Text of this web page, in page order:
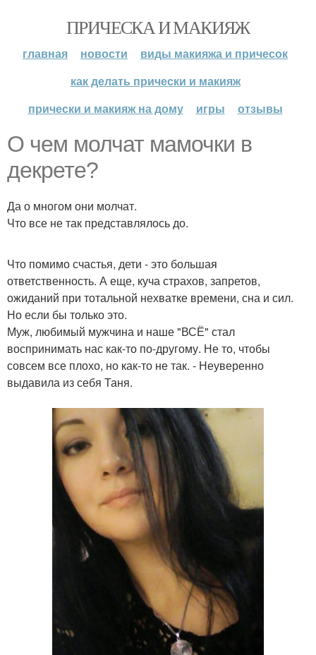
ПРИЧЕСКА И МАКИЯЖ
главная новости
виды макияжа и причесок
как делать прически и макияж
прически и макияж на дому
игры отзывы
О чем молчат мамочки в
декрете?
Да о многом они молчат.
Что все не так представлялось до.
Что помимо счастья, дети - это большая
ответственность. А еще, куча страхов, запретов,
ожиданий при тотальной нехватке времени, сна и сил.
Но если бы только это.
Муж, любимый мужчина и наше "ВСЁ" стал
воспринимать нас как-то по-другому. Не то, чтобы
совсем все плохо, но как-то не так. - Неуверенно
выдавила из себя Таня.